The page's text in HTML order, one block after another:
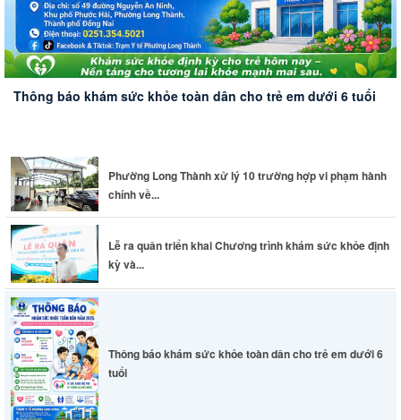
Phường Long Thành xử lý 10 trường hợp vi phạm hành
chính về...
Thông báo khám sức khỏe toàn dân cho trẻ em dưới 6
tuổi
Đoàn công tác HĐND thành phố Huế khảo sát thực tế
Sân bay...